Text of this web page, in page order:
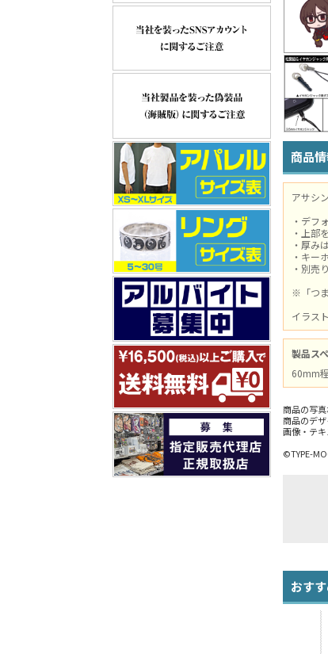
商品
アサシ
・デフ
・上部
・厚み
・キー
・別売
※「つ
イラス
製品ス
60mm
商品の写
商品のデ
画像・テ
©TYPE-
おす